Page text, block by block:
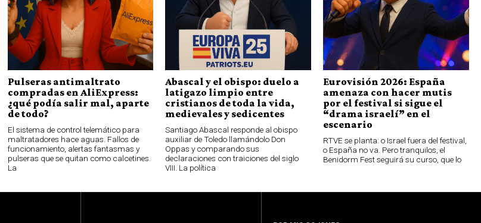
Pulseras antimaltrato
compradas en AliExpress:
¿qué podía salir mal, aparte
de todo?
El sistema de control telemático para
maltratadores hace aguas. Fallos de
funcionamiento, alertas fantasmas y
pulseras que se quitan como calcetines.
La
Abascal y el obispo: duelo a
latigazo limpio entre
cristianos de toda la vida,
medievales y sedicentes
Santiago Abascal responde al obispo
auxiliar de Toledo llamándolo Don
Oppas y comparando sus
declaraciones con traiciones del siglo
VIII. La política
Eurovisión 2026: España
amenaza con hacer mutis
por el festival si sigue el
“drama israelí” en el
escenario
RTVE se planta: o Israel fuera del festival,
o España no va. Pero tranquilos, el
Benidorm Fest seguirá su curso, que lo